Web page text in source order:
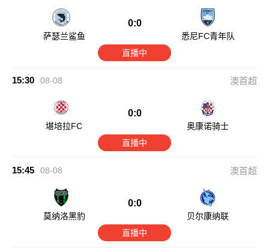
萨瑟兰鲨鱼
0:0
悉尼FC青年队
直播中
15:30 08-08 澳首超
堪培拉FC
0:0
奥康诺骑士
直播中
15:45 08-08 澳首超
莫纳洛黑豹
0:0
贝尔康纳联
直播中